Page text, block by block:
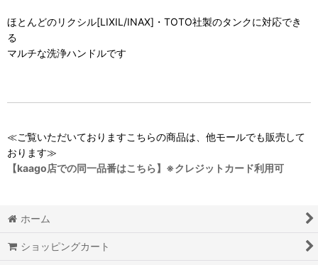
ほとんどのリクシル[LIXIL/INAX]・TOTO社製のタンクに対応でき
る
マルチな洗浄ハンドルです
≪ご覧いただいておりますこちらの商品は、他モールでも販売して
おります≫
【kaago店での同一品番はこちら】※クレジットカード利用可
ホーム
ショッピングカート